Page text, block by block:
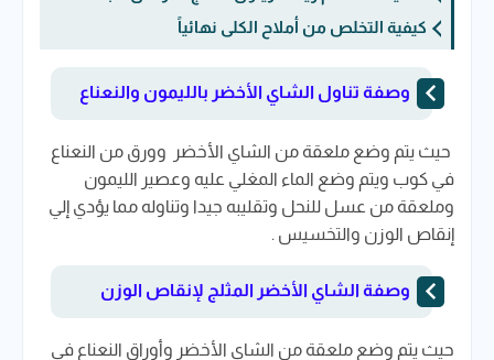
كيفية التخلص من أملاح الكلى نهائياً
وصفة تناول الشاي الأخضر بالليمون والنعناع
حيث يتم وضع ملعقة من الشاي الأخضر وورق من النعناع
في كوب ويتم وضع الماء المغلي عليه وعصير الليمون
وملعقة من عسل للنحل وتقليبه جيدا وتناوله مما يؤدي إلي
إنقاص الوزن والتخسيس .
وصفة الشاي الأخضر المثلج لإنقاص الوزن
حيث يتم وضع ملعقة من الشاي الأخضر وأوراق النعناع في